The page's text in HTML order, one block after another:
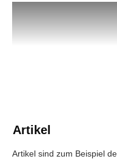
Artikel
Artikel sind zum Beispiel